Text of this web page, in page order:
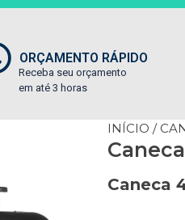
ORÇAMENTO RÁPIDO
Receba seu orçamento
em até 3 horas
INÍCIO /
Caneca